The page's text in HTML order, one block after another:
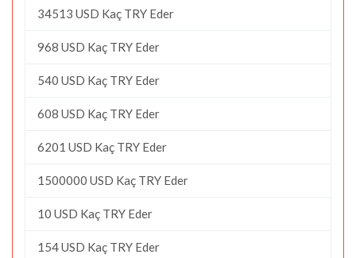
34513 USD Kaç TRY Eder
968 USD Kaç TRY Eder
540 USD Kaç TRY Eder
608 USD Kaç TRY Eder
6201 USD Kaç TRY Eder
1500000 USD Kaç TRY Eder
10 USD Kaç TRY Eder
154 USD Kaç TRY Eder